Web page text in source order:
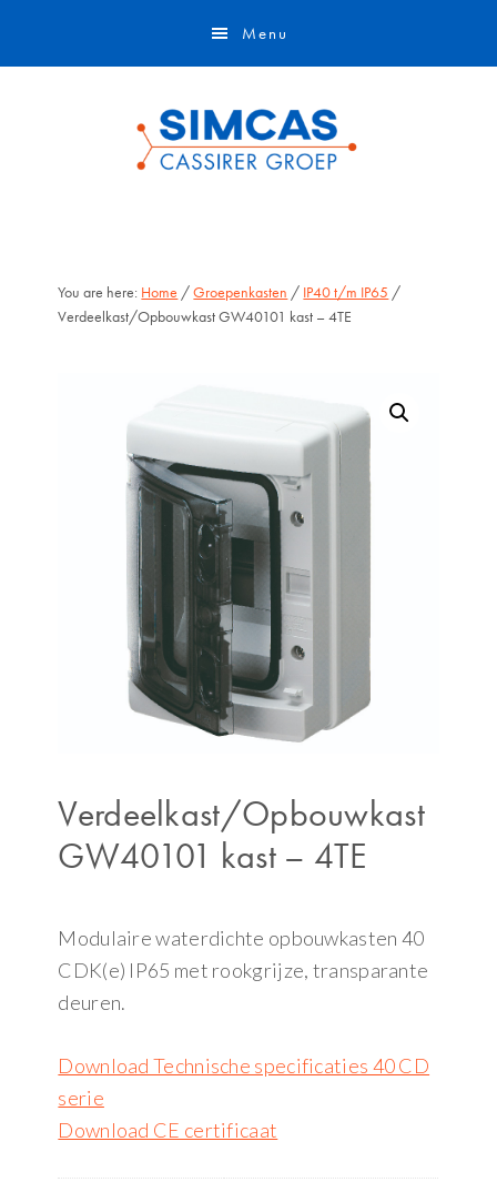
Menu
You are here: Home /Groepenkasten / IP40 t/m IP65 /
Verdeelkast/Opbouwkast GW40101 kast – 4TE
Verdeelkast/Opbouwkast
GW40101 kast – 4TE
Modulaire waterdichte opbouwkasten 40
CDK(e) IP65 met rookgrijze, transparante
deuren.
Download Technische specificaties 40 CD
serie
Download CE certificaat